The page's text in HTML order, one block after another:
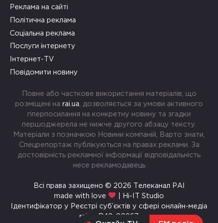
Реклама на сайті
Політична реклама
Соціальна реклама
Послуги інтернету
Інтернет-TV
Повідомити новину
Повне або часткове використання матеріалів, що
розміщені на rai.ua , дозволяється за умови активного
гіперпосилання на конкретну новину та згадки
першоджерела не нижче другого абзацу тексту.
Матеріали з позначкою Новини компаній, Варто знати,
Спецрепортаж публікуються на правах реклами. За
достовірність рекламної інформації відповідальність
несе рекламодавець
Всі права захищено © 2026 Телеканал РАІ
made with love
| Hi-IT Studio
Ідентифікатор у Реєстрі суб’єктів у сфері онлайн-медіа
rai.ua R40-00967